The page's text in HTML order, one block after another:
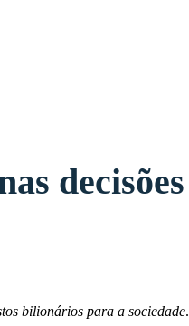
decisões
bilionários para a sociedade.